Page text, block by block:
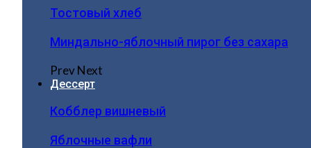
Тостовый хлеб
Миндально-яблочный пирог без сахара
PrevNext
Дессерт
Кобблер вишневый
Яблочные вафли